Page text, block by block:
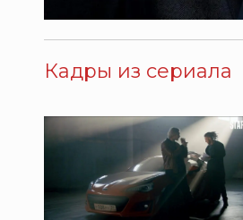
Кадры из сериала